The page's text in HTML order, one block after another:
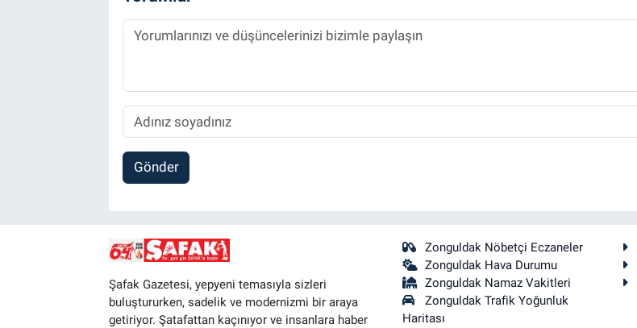
Gönder
Şafak Gazetesi, yepyeni temasıyla sizleri
buluştururken, sadelik ve modernizmi bir araya
getiriyor. Şatafattan kaçınıyor ve insanlara haber
Zonguldak Nöbetçi Eczaneler
Zonguldak Hava Durumu
Zonguldak Namaz Vakitleri
Zonguldak Trafik Yoğunluk
Haritası